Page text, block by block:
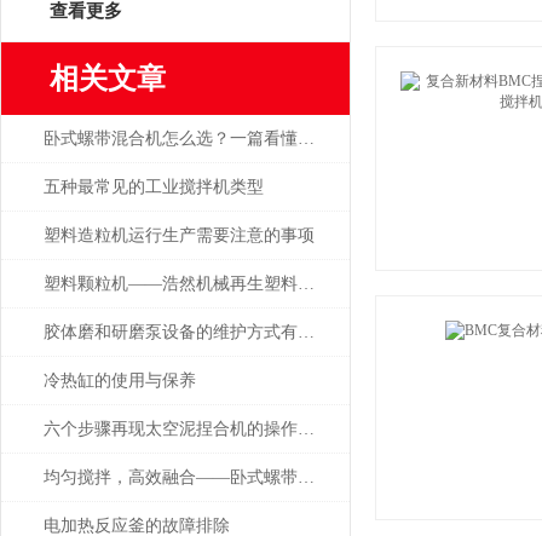
查看更多
相关文章
卧式螺带混合机怎么选？一篇看懂核心选型逻辑
五种最常见的工业搅拌机类型
塑料造粒机运行生产需要注意的事项
塑料颗粒机——浩然机械再生塑料造粒高效实用之选
胶体磨和研磨泵设备的维护方式有哪些
冷热缸的使用与保养
六个步骤再现太空泥捏合机的操作流程
均匀搅拌，高效融合——卧式螺带混合机
电加热反应釜的故障排除